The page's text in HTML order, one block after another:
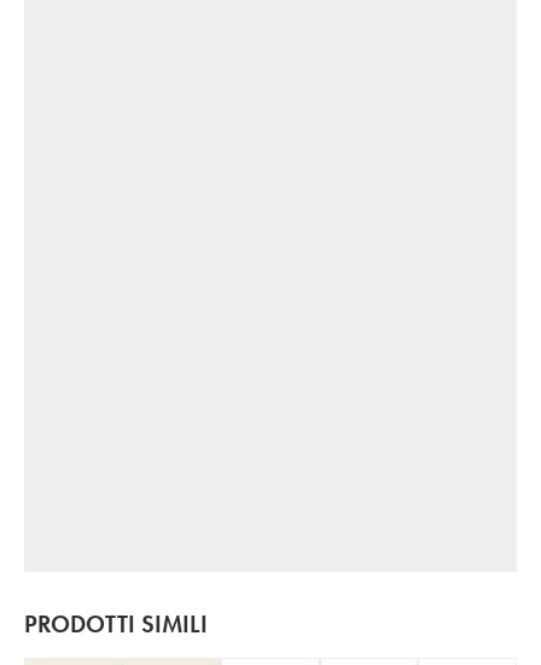
PRODOTTI SIMILI